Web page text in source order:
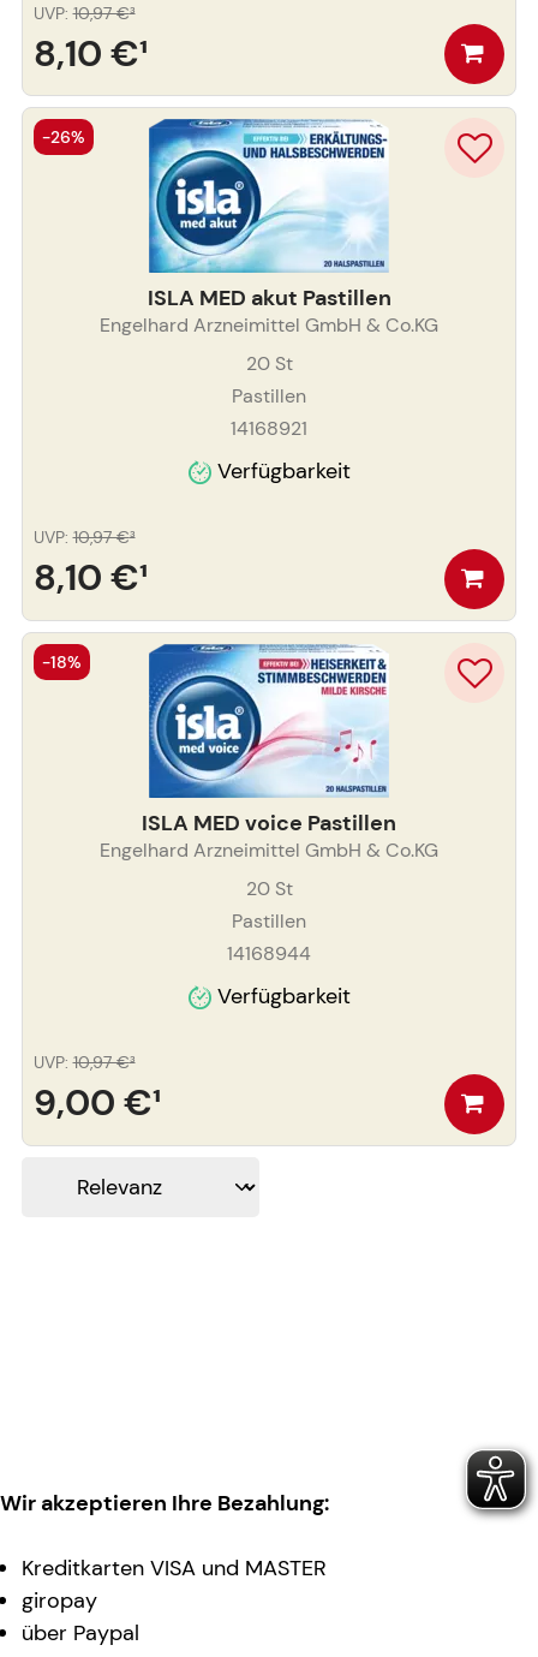
8,10 €¹
UVP: 10,97 €³
ISLA MED akut Pastillen
Engelhard Arzneimittel GmbH & Co.KG
20St
Pastillen
14168921
Verfügbarkeit
8,10 €¹
UVP: 10,97 €³
-26%
ISLA MED voice Pastillen
Engelhard Arzneimittel GmbH & Co.KG
20St
Pastillen
14168944
Verfügbarkeit
9,00 €¹
UVP: 10,97 €³
-18%
Wir akzeptieren Ihre Bezahlung:
Kreditkarten VISA und MASTER
giropay
über Paypal